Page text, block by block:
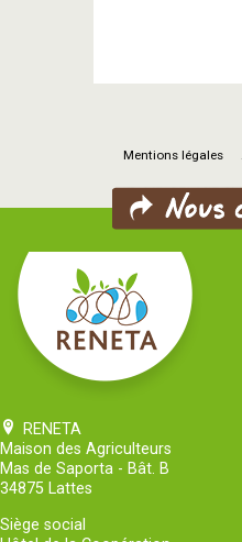
Mentions légales .
RENETA
Maison des Agriculteurs
Mas de Saporta - Bât. B
34875 Lattes
Siège social